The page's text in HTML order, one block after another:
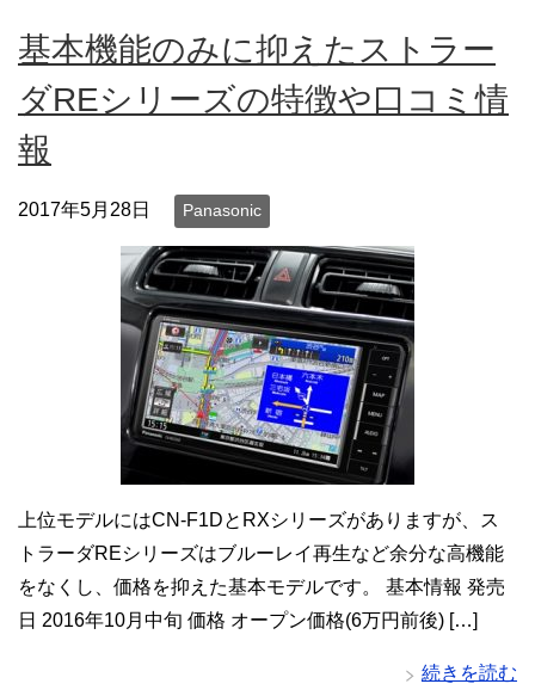
基本機能のみに抑えたストラー
ダREシリーズの特徴や口コミ情
報
2017年5月28日 Panasonic
上位モデルにはCN-F1DとRXシリーズがありますが、ス
トラーダREシリーズはブルーレイ再生など余分な高機能
をなくし、価格を抑えた基本モデルです。 基本情報 発売
日 2016年10月中旬 価格 オープン価格(6万円前後) […]
続きを読む